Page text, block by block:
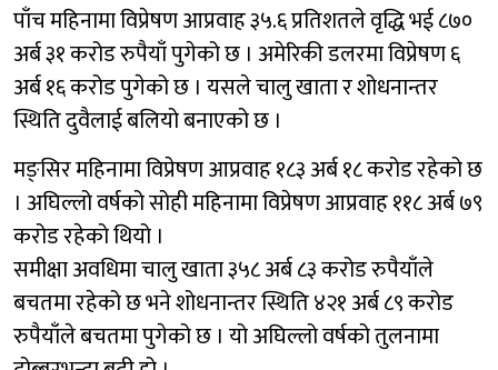
पाँच महिनामा विप्रेषण आप्रवाह ३५.६ प्रतिशतले वृद्धि भई ८७०
अर्ब ३१ करोड रुपैयाँ पुगेको छ । अमेरिकी डलरमा विप्रेषण ६
अर्ब १६ करोड पुगेको छ । यसले चालु खाता र शोधनान्तर
स्थिति दुवैलाई बलियो बनाएको छ ।
मङ्सिर महिनामा विप्रेषण आप्रवाह १८३ अर्ब १८ करोड रहेको छ
। अघिल्लो वर्षको सोही महिनामा विप्रेषण आप्रवाह ११८ अर्ब ७९
करोड रहेको थियो ।
समीक्षा अवधिमा चालु खाता ३५८ अर्ब ८३ करोड रुपैयाँले
बचतमा रहेको छ भने शोधनान्तर स्थिति ४२१ अर्ब ८९ करोड
रुपैयाँले बचतमा पुगेको छ । यो अघिल्लो वर्षको तुलनामा